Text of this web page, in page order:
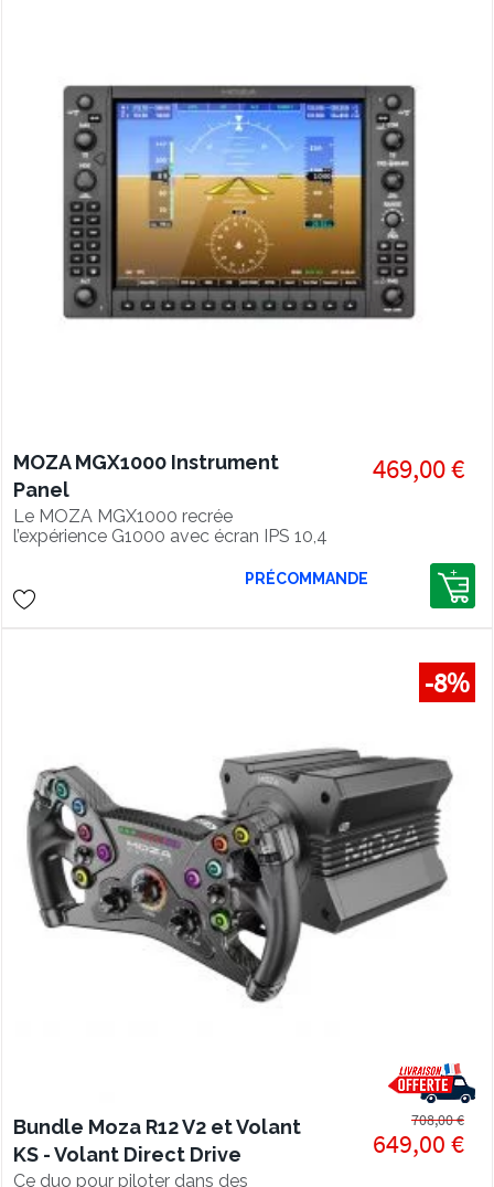
MOZA MGX1000 Instrument
Panel
Le MOZA MGX1000 recrée
l’expérience G1000 avec écran IPS 10,4
469,00 €
PRÉCOMMANDE
-8%
Bundle Moza R12 V2 et Volant
KS - Volant Direct Drive
Ce duo pour piloter dans des
649,00 €
708,00 €